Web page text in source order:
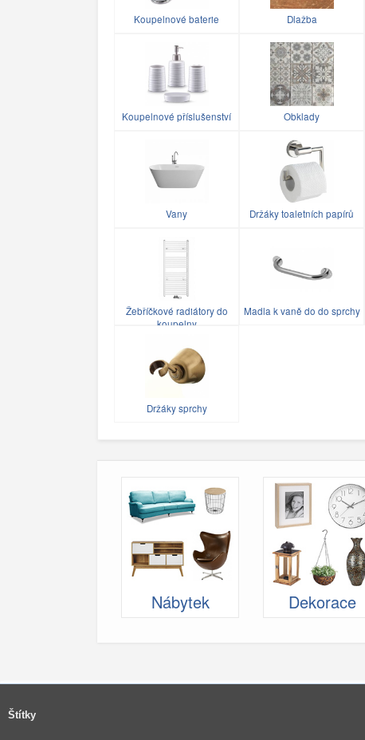
Koupelnové baterie Dlažba
Koupelnové příslušenství Obklady
Vany Držáky toaletních papírů
Žebříčkové radiátory do
koupelny
Madla k vaně do do sprchy
Držáky sprchy
Nábytek Dekorace
Štítky